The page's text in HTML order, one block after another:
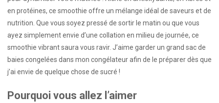
en protéines, ce smoothie offre un mélange idéal de saveurs et de
nutrition. Que vous soyez pressé de sortir le matin ou que vous
ayez simplement envie d’une collation en milieu de journée, ce
smoothie vibrant saura vous ravir. J’aime garder un grand sac de
baies congelées dans mon congélateur afin de le préparer dès que
j’ai envie de quelque chose de sucré !
Pourquoi vous allez l’aimer